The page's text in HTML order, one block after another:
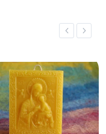
Previous
Next